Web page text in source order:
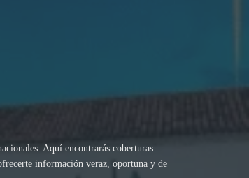
Aquí encontrarás coberturas
información veraz, oportuna y de